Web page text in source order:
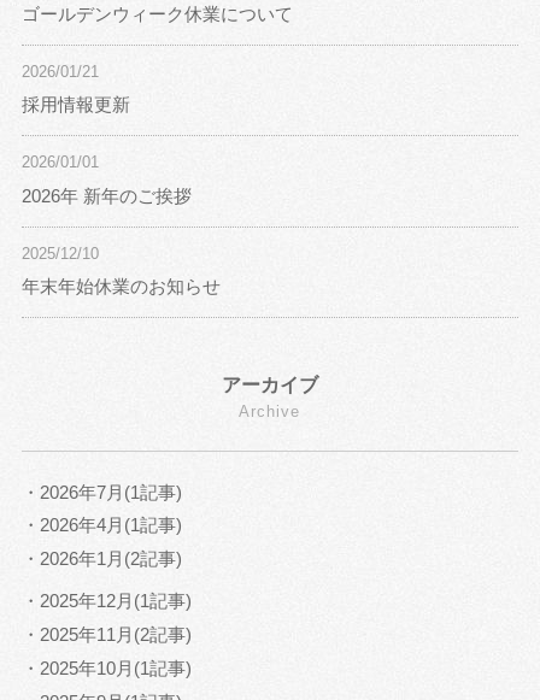
ゴールデンウィーク休業について
2026/01/21
採用情報更新
2026/01/01
2026年 新年のご挨拶
2025/12/10
年末年始休業のお知らせ
アーカイブ
Archive
・2026年7月(1記事)
・2026年4月(1記事)
・2026年1月(2記事)
・2025年12月(1記事)
・2025年11月(2記事)
・2025年10月(1記事)